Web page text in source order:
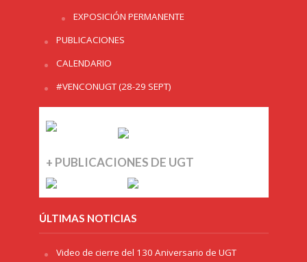
EXPOSICIÓN PERMANENTE
PUBLICACIONES
CALENDARIO
#VENCONUGT (28-29 SEPT)
+ PUBLICACIONES DE UGT
ÚLTIMAS NOTICIAS
Video de cierre del 130 Aniversario de UGT